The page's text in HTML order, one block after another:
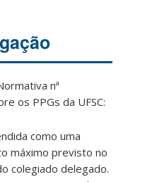
nª
os PPGs da UFSC:
como uma
máximo previsto no
colegiado delegado.